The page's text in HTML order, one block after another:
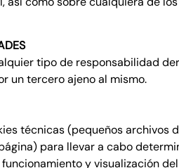
tipo de responsabilidad
un tercero ajeno al mismo.
técnicas (pequeños archivos
para llevar a cabo
y visualización